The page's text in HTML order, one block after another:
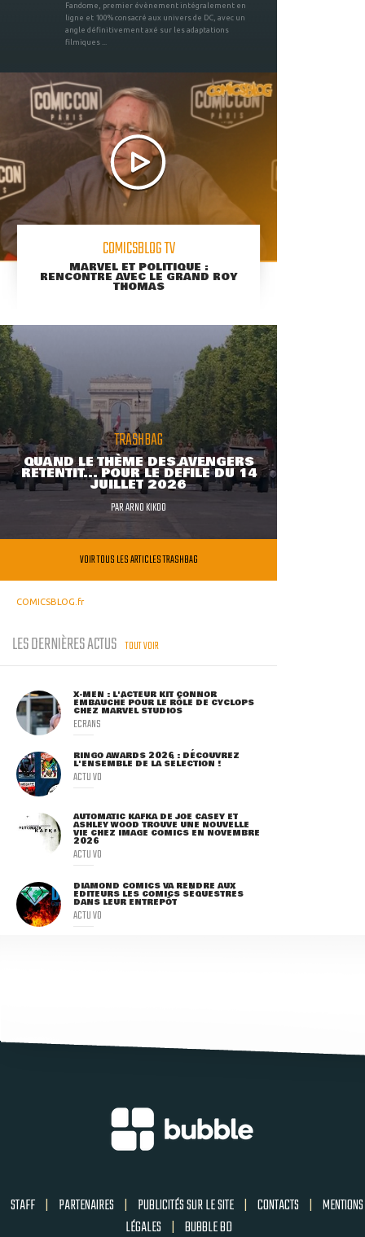
Fandome, premier évènement intégralement en
ligne et 100% consacré aux univers de DC, avec un
angle définitivement axé sur les adaptations
filmiques ...
COMICSBLOG TV
MARVEL ET POLITIQUE :
RENCONTRE AVEC LE GRAND ROY
THOMAS
TRASHBAG
QUAND LE THÈME DES AVENGERS
RETENTIT... POUR LE DÉFILÉ DU 14
JUILLET 2026
PARARNO KIKOO
VOIR TOUS LES ARTICLES TRASHBAG
COMICSBLOG.fr
LES DERNIÈRES ACTUS TOUT VOIR
X-MEN : L'ACTEUR KIT CONNOR
EMBAUCHÉ POUR LE RÔLE DE CYCLOPS
CHEZ MARVEL STUDIOS
ECRANS
RINGO AWARDS 2026 : DÉCOUVREZ
L'ENSEMBLE DE LA SÉLECTION !
ACTU VO
AUTOMATIC KAFKA DE JOE CASEY ET
ASHLEY WOOD TROUVE UNE NOUVELLE
VIE CHEZ IMAGE COMICS EN NOVEMBRE
2026
ACTU VO
DIAMOND COMICS VA RENDRE AUX
ÉDITEURS LES COMICS SÉQUESTRÉS
DANS LEUR ENTREPÔT
ACTU VO
STAFF | PARTENAIRES | PUBLICITÉS SUR LE SITE | CONTACTS | MENTIONS
LÉGALES | BUBBLE BD